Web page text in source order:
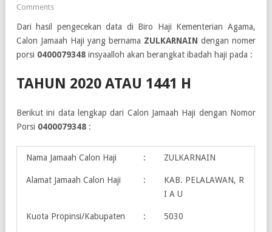
Comments
Dari hasil pengecekan data di Biro Haji Kementerian Agama,
Calon Jamaah Haji yang bernama ZULKARNAIN dengan nomer
porsi 0400079348 insyaalloh akan berangkat ibadah haji pada :
TAHUN 2020 ATAU 1441 H
Berikut ini data lengkap dari Calon Jamaah Haji dengan Nomor
Porsi 0400079348 :
Nama Jamaah Calon Haji : ZULKARNAIN
Alamat Jamaah Calon Haji :
KAB. PELALAWAN, R
I A U
Kuota Propinsi/Kabupaten : 5030